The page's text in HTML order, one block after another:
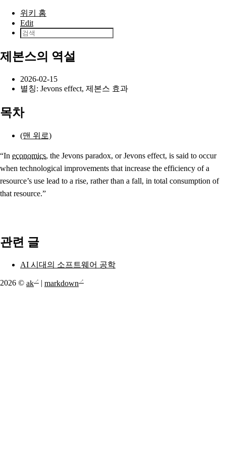
본문으로 건너뛰기
위키 홈
Edit
제본스의 역설
2026-02-15
별칭: Jevons effect, 제본스 효과
목차
(맨 위로)
“In economics, the Jevons paradox, or Jevons effect, is said to occur
when technological improvements that increase the efficiency of a
resource’s use lead to a rise, rather than a fall, in total consumption of
that resource.”
관련 글
AI 시대의 소프트웨어 공학
2026 © ak markdown